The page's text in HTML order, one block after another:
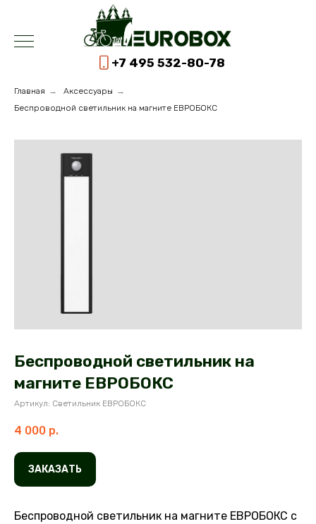
+7 495 532-80-78
Главная → Аксессуары →
Беспроводной светильник на магните ЕВРОБОКС
Беспроводной светильник на
магните ЕВРОБОКС
Артикул: Светильник ЕВРОБОКС
4 000 р.
ЗАКАЗАТЬ
Беспроводной светильник на магните ЕВРОБОКС с